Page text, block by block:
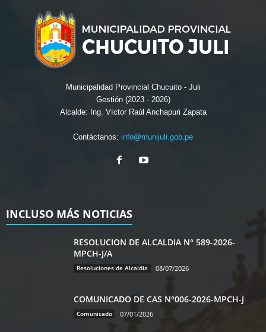
Municipalidad Provincial Chucuito - Juli
Gestión (2023 - 2026)
Alcalde: Ing. Víctor Raúl Anchapuri Zapata
Contáctanos: info@munijuli.gob.pe
INCLUSO MÁS NOTICIAS
RESOLUCION DE ALCALDIA N° 589-2026-
MPCH-J/A
Resoluciones de Alcaldia 08/07/2026
COMUNICADO DE CAS N°006-2026-MPCH-J
Comunicado 07/01/2026